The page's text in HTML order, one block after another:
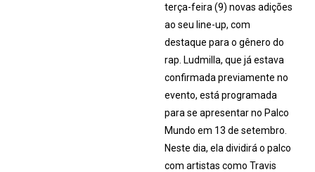
terça-feira (9) novas adições
ao seu line-up, com
destaque para o gênero do
rap. Ludmilla, que já estava
confirmada previamente no
evento, está programada
para se apresentar no Palco
Mundo em 13 de setembro.
Neste dia, ela dividirá o palco
com artistas como Travis